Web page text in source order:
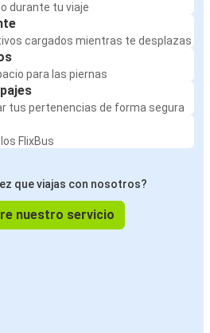
durante tu viaje
cargados mientras te desplazas
para las piernas
tus pertenencias de forma segura
FlixBus
que viajas con nosotros?
nuestro servicio